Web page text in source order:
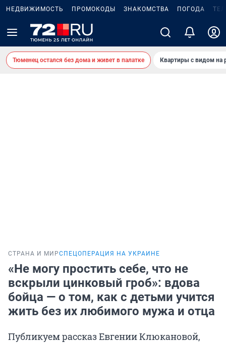
НЕДВИЖИМОСТЬ ПРОМОКОДЫ ЗНАКОМСТВА ПОГОДА
Тюменец остался без дома и живет в палатке Квартиры с видом на
СТРАНА И МИРСПЕЦОПЕРАЦИЯ НА УКРАИНЕ
«Не могу простить себе, что не
вскрыли цинковый гроб»: вдова
бойца — о том, как с детьми учится
жить без их любимого мужа и отца
Публикуем рассказ Евгении Клюкановой,